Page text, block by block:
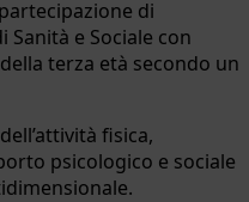
di
e Sociale con
terza età secondo un
fisica,
psicologico e sociale